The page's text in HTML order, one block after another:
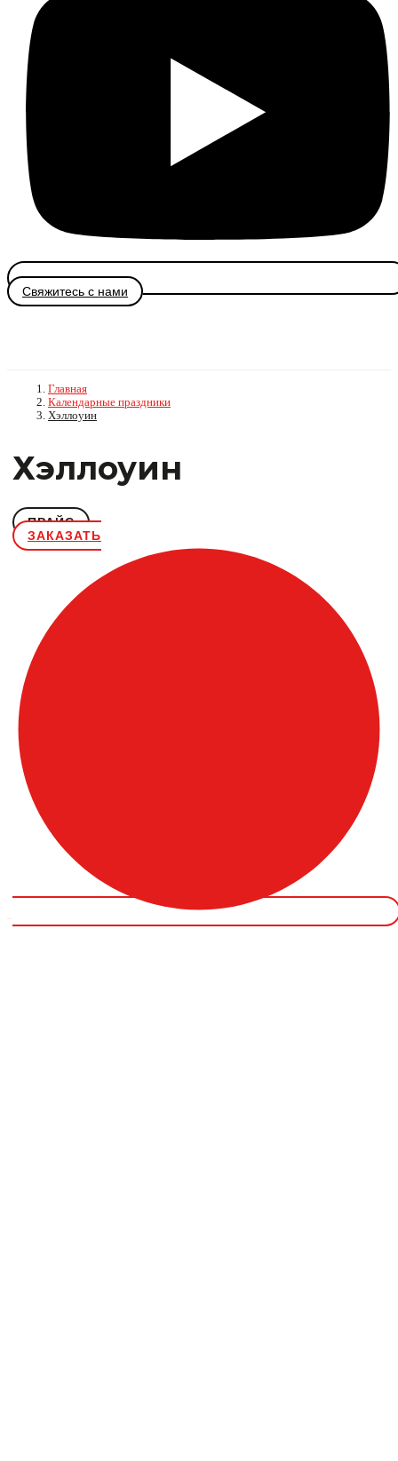
Свяжитесь с нами
Главная
Календарные праздники
Хэллоуин
Хэллоуин
ПРАЙС
ЗАКАЗАТЬ